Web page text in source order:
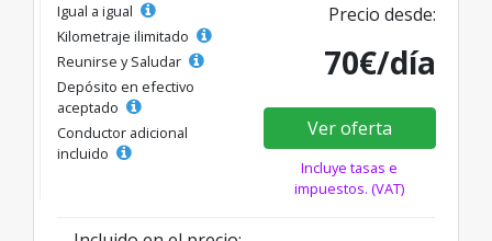
Igual a igual
Kilometraje ilimitado
Reunirse y Saludar
Depósito en efectivo
aceptado
Conductor adicional
incluido
Precio desde:
70€/día
Ver oferta
Incluye tasas e
impuestos. (VAT)